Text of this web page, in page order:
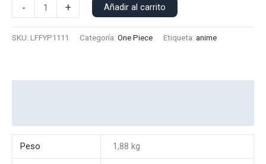
-
Polo
+ Añadir al carrito
SKU: LFFYP1111 Categoría: One Piece Etiqueta: anime
Peso 1,88 kg